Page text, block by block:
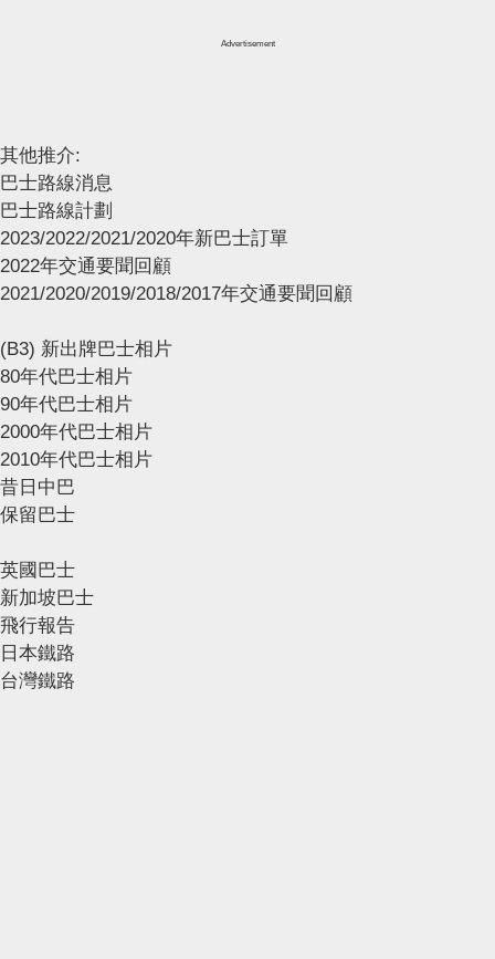
Advertisement
其他推介:
巴士路線消息
巴士路線計劃
2023/2022/2021/2020年新巴士訂單
2022年交通要聞回顧
2021/2020/2019/2018/2017年交通要聞回顧
(B3) 新出牌巴士相片
80年代巴士相片
90年代巴士相片
2000年代巴士相片
2010年代巴士相片
昔日中巴
保留巴士
英國巴士
新加坡巴士
飛行報告
日本鐵路
台灣鐵路